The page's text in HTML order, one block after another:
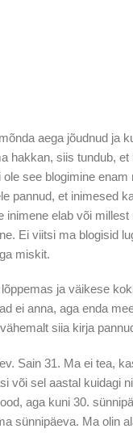
aega jõudnud ja
hakkan, siis tundub,
see blogimine enam
pannud, et inimesed
inimene elab või
Ei viitsi ma blogisid
miskit.
ja väikese
ei anna, aga enda
siia kirja
Sain 31. Ma ei tea,
või sel aastal kuidagi
aga kuni 30.
sünnipäeva. Ma olin